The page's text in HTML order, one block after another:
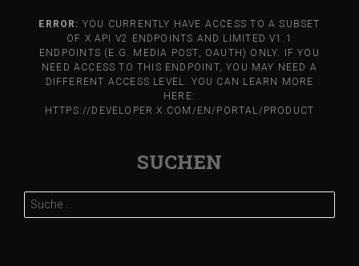
ERROR: YOU CURRENTLY HAVE ACCESS TO A SUBSET
OF X API V2 ENDPOINTS AND LIMITED V1.1
ENDPOINTS (E.G. MEDIA POST, OAUTH) ONLY. IF YOU
NEED ACCESS TO THIS ENDPOINT, YOU MAY NEED A
DIFFERENT ACCESS LEVEL. YOU CAN LEARN MORE
HERE:
HTTPS://DEVELOPER.X.COM/EN/PORTAL/PRODUCT
SUCHEN